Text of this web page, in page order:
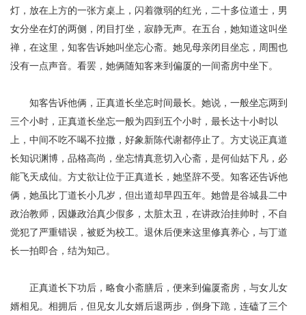
灯，放在上方的一张方桌上，闪着微弱的红光，二十多位道士，男
女分坐在灯的两侧，闭目打坐，寂静无声。在五台，她知道这叫坐
禅，在这里，知客告诉她叫坐忘心斋。她见母亲闭目坐忘，周围也
没有一点声音。看罢，她俩随知客来到偏厦的一间斋房中坐下。
知客告诉他俩，正真道长坐忘时间最长。她说，一般坐忘两到
三个小时，正真道长坐忘一般为四到五个小时，最长达十小时以
上，中间不吃不喝不拉撒，好象新陈代谢都停止了。方丈说正真道
长知识渊博，品格高尚，坐忘情真意切入心斋，是何仙姑下凡，必
能飞天成仙。方丈欲让位于正真道长，她坚辞不受。知客还告诉他
俩，她虽比丁道长小几岁，但出道却早四五年。她曾是谷城县二中
政治教师，因嫌政治真少假多，太脏太丑，在讲政治挂帅时，不自
觉犯了严重错误，被贬为校工。退休后便来这里修真养心，与丁道
长一拍即合，结为知己。
正真道长下功后，略食小斋膳后，便来到偏厦斋房，与女儿女
婿相见。相拥后，但见女儿女婿后退两步，倒身下跪，连磕了三个